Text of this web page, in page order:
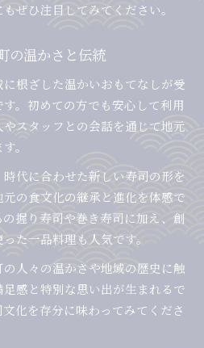
ぜひ注目してみてください。
の温かさと伝統
根ざした温かいおもてなしが受
。初めての方でも安心して利用
スタッフとの会話を通じて地元
。
代に合わせた新しい寿司の形を
の食文化の継承と進化を体感で
握り寿司や巻き寿司に加え、創
た一品料理も人気です。
人々の温かさや地域の歴史に触
感と特別な思い出が生まれるで
化を存分に味わってみてくださ